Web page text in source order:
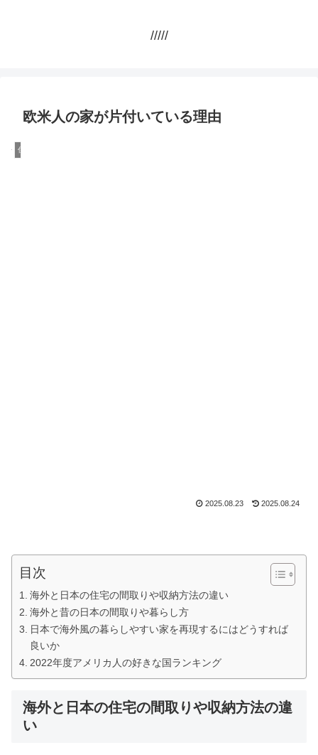
/////
欧米人の家が片付いている理由
住
2025.08.23 2025.08.24
目次
海外と日本の住宅の間取りや収納方法の違い
海外と昔の日本の間取りや暮らし方
日本で海外風の暮らしやすい家を再現するにはどうすれば
良いか
2022年度アメリカ人の好きな国ランキング
海外と日本の住宅の間取りや収納方法の違
い